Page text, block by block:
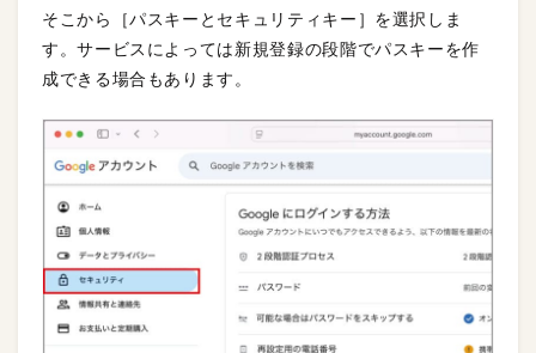
そこから［パスキーとセキュリティキー］を選択しま
す。サービスによっては新規登録の段階でパスキーを作
成できる場合もあります。